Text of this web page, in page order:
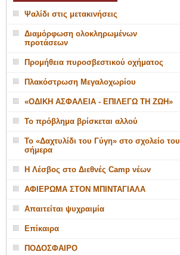
Ψαλίδι στις μετακινήσεις
Διαμόρφωση ολοκληρωμένων
προτάσεων
Προμήθεια πυροσβεστικού οχήματος
Πλακόστρωση Μεγαλοχωρίου
«ΟΔΙΚΗ ΑΣΦΑΛΕΙΑ - ΕΠΙΛΕΓΩ ΤΗ ΖΩΗ»
Το πρόβλημα βρίσκεται αλλού
Το «Δαχτυλίδι του Γύγη» στο σχολείο του
σήμερα
Η Λέσβος στο Διεθνές Camp νέων
ΑΦΙΕΡΩΜΑ ΣΤΟΝ ΜΠΙΝΤΑΓΙΑΛΑ
Απαιτείται ψυχραιμία
Επίκαιρα
ΠΟΔΟΣΦΑΙΡΟ